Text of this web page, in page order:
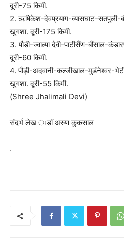
दूरी-75 किमी.
2. ऋषिकेश-देवप्रयाग-व्यासघाट-सतपुली-
खुगशा. दूरी-175 किमी.
3. पौड़ी-ज्वाल्पा देवी-पाटीसैंण-बौंसाल-
दूरी-60 किमी.
4. पौड़ी-अदवानी-कल्जीखाल-मुडंनेश्वर-
खुगशा. दूरी-55 किमी.
(Shree Jhalimali Devi)
संदर्भ लेख ःडॉ अरुण कुकसाल
.